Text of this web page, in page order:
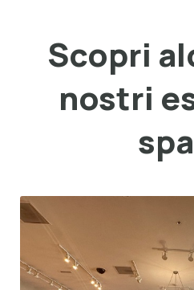
Scopri
nostri